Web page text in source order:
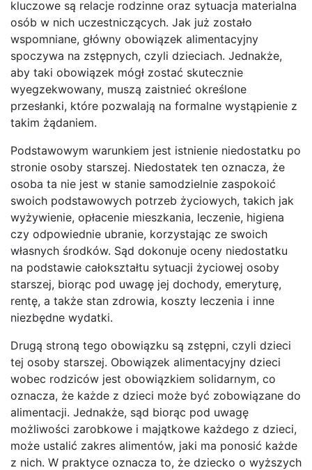
kluczowe są relacje rodzinne oraz sytuacja materialna
osób w nich uczestniczących. Jak już zostało
wspomniane, główny obowiązek alimentacyjny
spoczywa na zstępnych, czyli dzieciach. Jednakże,
aby taki obowiązek mógł zostać skutecznie
wyegzekwowany, muszą zaistnieć określone
przesłanki, które pozwalają na formalne wystąpienie z
takim żądaniem.
Podstawowym warunkiem jest istnienie niedostatku po
stronie osoby starszej. Niedostatek ten oznacza, że
osoba ta nie jest w stanie samodzielnie zaspokoić
swoich podstawowych potrzeb życiowych, takich jak
wyżywienie, opłacenie mieszkania, leczenie, higiena
czy odpowiednie ubranie, korzystając ze swoich
własnych środków. Sąd dokonuje oceny niedostatku
na podstawie całokształtu sytuacji życiowej osoby
starszej, biorąc pod uwagę jej dochody, emeryturę,
rentę, a także stan zdrowia, koszty leczenia i inne
niezbędne wydatki.
Drugą stroną tego obowiązku są zstępni, czyli dzieci
tej osoby starszej. Obowiązek alimentacyjny dzieci
wobec rodziców jest obowiązkiem solidarnym, co
oznacza, że każde z dzieci może być zobowiązane do
alimentacji. Jednakże, sąd biorąc pod uwagę
możliwości zarobkowe i majątkowe każdego z dzieci,
może ustalić zakres alimentów, jaki ma ponosić każde
z nich. W praktyce oznacza to, że dziecko o wyższych